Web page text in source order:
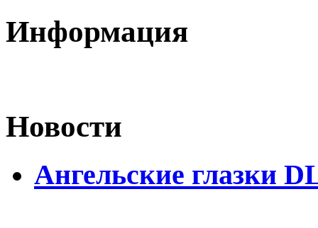
Информация
Новости
Ангельские глазки